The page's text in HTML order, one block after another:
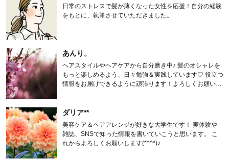
日常のストレスで髪が薄くなった女性を応援！自分の経験
をもとに、執筆させていただきました。
あんり。
ヘアスタイルやヘアケアから自分磨き中♪ 髪のオシャレを
もっと楽しめるよう、日々勉強＆実践しています♡ 役立つ
情報をお届けできるように頑張ります！よろしくお願いし
ダリア**
美容ケア＆ヘアアレンジが好きな大学生です！ 実体験や
雑誌、SNSで知った情報を書いていこうと思います。 こ
れからよろしくお願いします(*^^*)♪